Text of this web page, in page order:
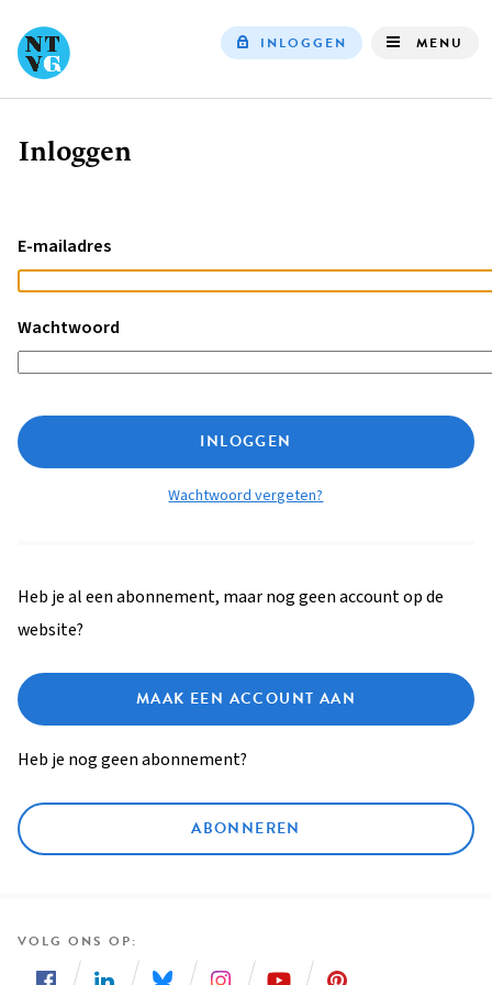
INLOGGEN MENU
Kruimelpad
Inloggen
E-mailadres
Wachtwoord
INLOGGEN
Wachtwoord vergeten?
Heb je al een abonnement, maar nog geen account op de
website?
MAAK EEN ACCOUNT AAN
Heb je nog geen abonnement?
ABONNEREN
VOLG ONS OP